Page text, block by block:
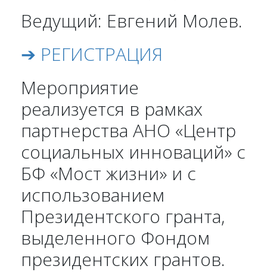
Ведущий: Евгений Молев.
➔ РЕГИСТРАЦИЯ
Мероприятие
реализуется в рамках
партнерства АНО «Центр
социальных инноваций» с
БФ «Мост жизни» и с
использованием
Президентского гранта,
выделенного Фондом
президентских грантов.